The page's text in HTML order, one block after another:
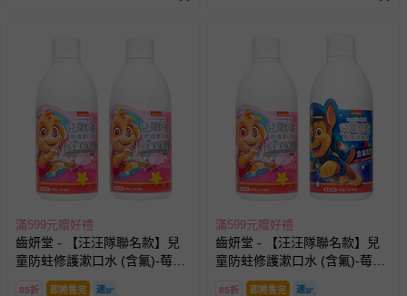
滿599元贈好禮
齒妍堂 - 【汪汪隊聯名款】兒
童防蛀修護漱口水 (含氟)-莓果
85折 即將售完
滿599元贈好禮
齒妍堂 - 【汪汪隊聯名款】兒
童防蛀修護漱口水 (含氟)-莓果
*1+葡萄*1
85折 即將售完